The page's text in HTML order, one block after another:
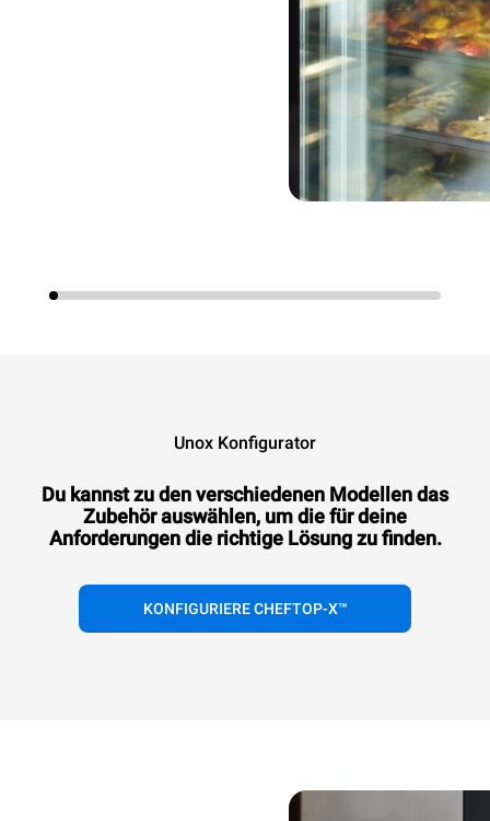
Unox Konfigurator
Du kannst zu den verschiedenen Modellen das
Zubehör auswählen, um die für deine
Anforderungen die richtige Lösung zu finden.
KONFIGURIERE CHEFTOP-X™